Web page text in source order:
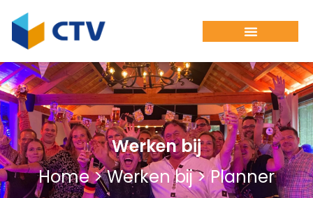
Werken bij
Home > Werken bij > Planner